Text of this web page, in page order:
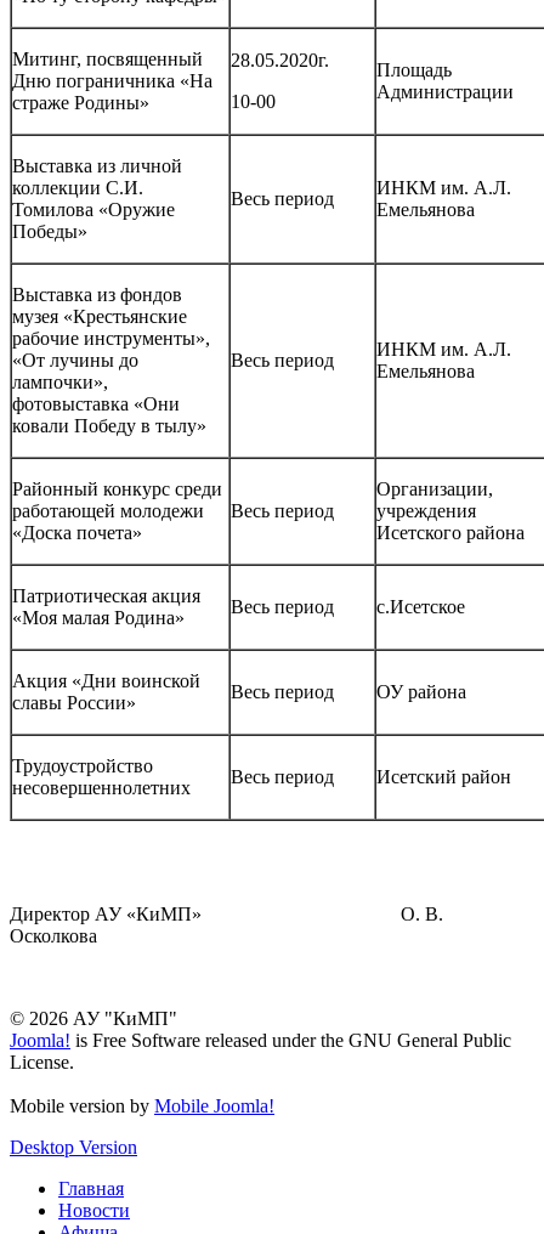
Митинг, посвященный
Дню пограничника «На
страже Родины»
28.05.2020г.
10-00
Площадь
Администрации
Выставка из личной
коллекции С.И.
Томилова «Оружие
Победы»
Весь период
ИНКМ им. А.Л.
Емельянова
Выставка из фондов
музея «Крестьянские
рабочие инструменты»,
«От лучины до
лампочки»,
фотовыставка «Они
ковали Победу в тылу»
Весь период
ИНКМ им. А.Л.
Емельянова
Районный конкурс среди
работающей молодежи
«Доска почета»
Весь период
Организации,
учреждения
Исетского района
Патриотическая акция
«Моя малая Родина»
Весь период с.Исетское
Акция «Дни воинской
славы России»
Весь период ОУ района
Трудоустройство
несовершеннолетних
Весь период Исетский район
Директор АУ «КиМП» О. В.
Осколкова
© 2026 АУ "КиМП"
Joomla! is Free Software released under the GNU General Public
License.
Mobile version by Mobile Joomla!
Desktop Version
Главная
Новости